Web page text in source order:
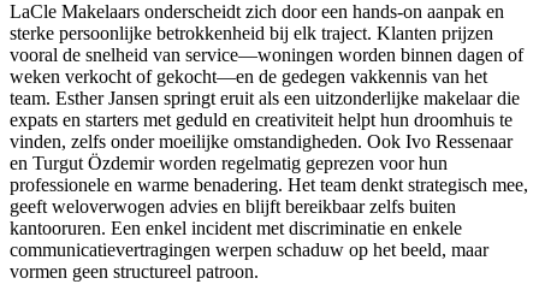
LaCle Makelaars onderscheidt zich door een hands-on aanpak en
sterke persoonlijke betrokkenheid bij elk traject. Klanten prijzen
vooral de snelheid van service—woningen worden binnen dagen of
weken verkocht of gekocht—en de gedegen vakkennis van het
team. Esther Jansen springt eruit als een uitzonderlijke makelaar die
expats en starters met geduld en creativiteit helpt hun droomhuis te
vinden, zelfs onder moeilijke omstandigheden. Ook Ivo Ressenaar
en Turgut Özdemir worden regelmatig geprezen voor hun
professionele en warme benadering. Het team denkt strategisch mee,
geeft weloverwogen advies en blijft bereikbaar zelfs buiten
kantooruren. Een enkel incident met discriminatie en enkele
communicatievertragingen werpen schaduw op het beeld, maar
vormen geen structureel patroon.